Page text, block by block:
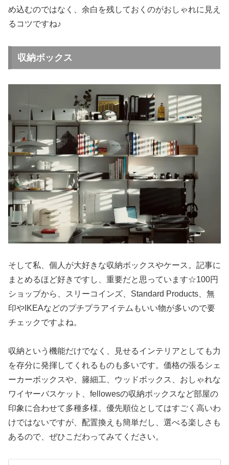
め込むのではなく、余白を残しておくのがおしゃれに見え
るコツですね♪
収納ボックス
そして私、個人が大好きな収納ボックスやケース。記事に
まとめるほど好きですし、重要だと思っています☆100円
ショップから、スリーコインズ、Standard Products、無
印やIKEAなどのプチプラアイテムもいい物が多いので要
チェックですよね。
収納という機能だけでなく、見せるインテリアとしても力
を存分に発揮してくれるものも多いです。価格の張るシェ
ーカーボックスや、籐細工、ウッドボックス、おしゃれな
ワイヤーバスケット、fellowesの収納ボックスなど部屋の
印象に合わせて多種多様。優先順位としてはすごく高いわ
けではないですが、配置換えも簡単だし、選べる楽しさも
あるので、ぜひこだわってみてください。